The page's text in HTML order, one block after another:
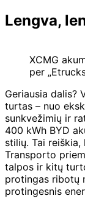
Lengva,
XCMG
per
Geriausia dalis?
turtas – nuo
sunkvežimių ir
400 kWh BYD
stilių. Tai
Transporto
talpos ir kitų
protingas ribotų
protingesnis